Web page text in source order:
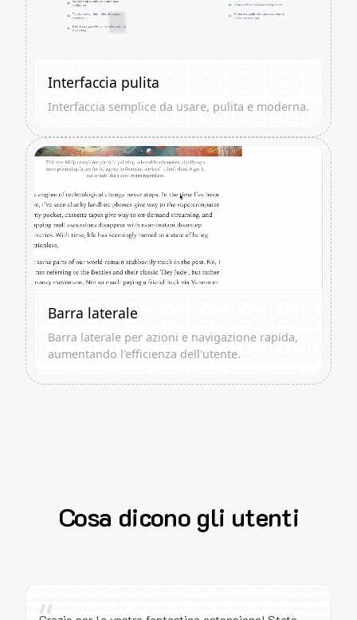
Interfaccia pulita
Interfaccia semplice da usare, pulita e moderna.
Barra laterale
Barra laterale per azioni e navigazione rapida,
aumentando l'efficienza dell'utente.
Cosa dicono gli utenti